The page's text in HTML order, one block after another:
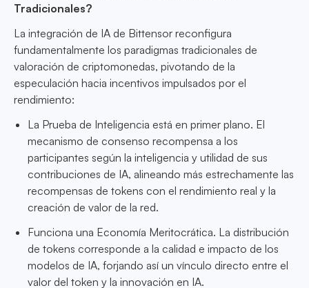
Tradicionales?
La integración de IA de Bittensor reconfigura
fundamentalmente los paradigmas tradicionales de
valoración de criptomonedas, pivotando de la
especulación hacia incentivos impulsados por el
rendimiento:
La Prueba de Inteligencia está en primer plano. El
mecanismo de consenso recompensa a los
participantes según la inteligencia y utilidad de sus
contribuciones de IA, alineando más estrechamente las
recompensas de tokens con el rendimiento real y la
creación de valor de la red.
Funciona una Economía Meritocrática. La distribución
de tokens corresponde a la calidad e impacto de los
modelos de IA, forjando así un vínculo directo entre el
valor del token y la innovación en IA.